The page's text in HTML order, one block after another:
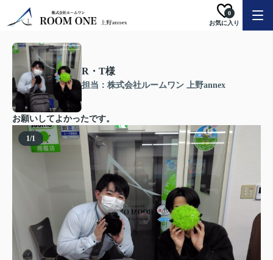
お気に入り
0
R・T様
担当：株式会社ルームワン 上野annex
お願いしてよかったです。
1/1